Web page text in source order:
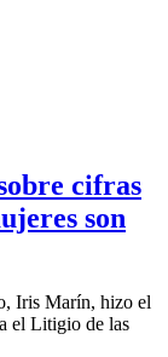
cifras
son
Iris Marín, hizo el
el Litigio de las